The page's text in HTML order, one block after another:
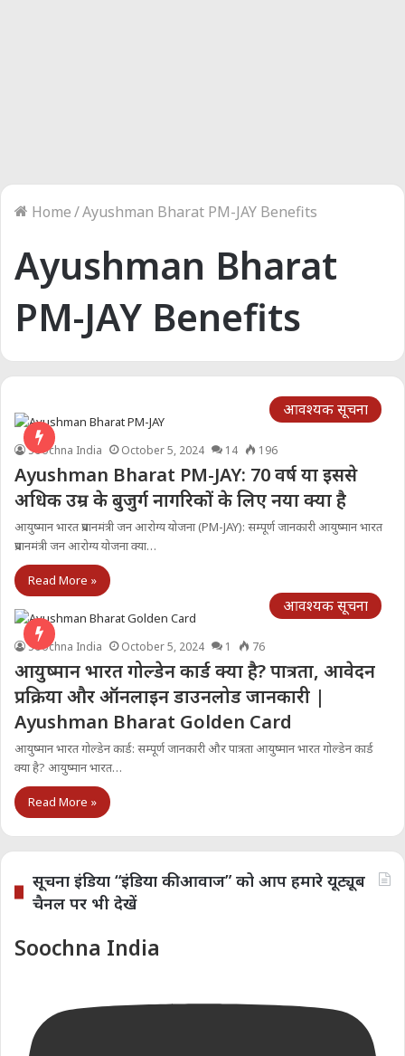
Home/Ayushman Bharat PM-JAY Benefits
Ayushman Bharat
PM-JAY Benefits
आवश्यक सूचना
Soochna India October 5, 2024 14 196
Ayushman Bharat PM-JAY: 70 वर्ष या इससे
अधिक उम्र के बुजुर्ग नागरिकों के लिए नया क्या है
आयुष्मान भारत प्रधानमंत्री जन आरोग्य योजना (PM-JAY): सम्पूर्ण जानकारी आयुष्मान भारत
प्रधानमंत्री जन आरोग्य योजना क्या…
Read More »
आवश्यक सूचना
Soochna India October 5, 2024 1 76
आयुष्मान भारत गोल्डेन कार्ड क्या है? पात्रता, आवेदन
प्रक्रिया और ऑनलाइन डाउनलोड जानकारी |
Ayushman Bharat Golden Card
आयुष्मान भारत गोल्डेन कार्ड: सम्पूर्ण जानकारी और पात्रता आयुष्मान भारत गोल्डेन कार्ड
क्या है? आयुष्मान भारत…
Read More »
सूचना इंडिया “इंडिया की आवाज” को आप हमारे यूट्यूब
चैनल पर भी देखें
Soochna India